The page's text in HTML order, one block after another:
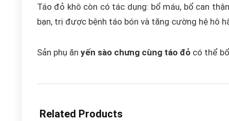
Táo đỏ khô còn có tác dụng: bổ máu, bổ can
bạn, trị được bệnh táo bón và tăng cường hệ hô
Sản phụ ăn yến sào chưng cùng táo đỏ có thể
Related Products